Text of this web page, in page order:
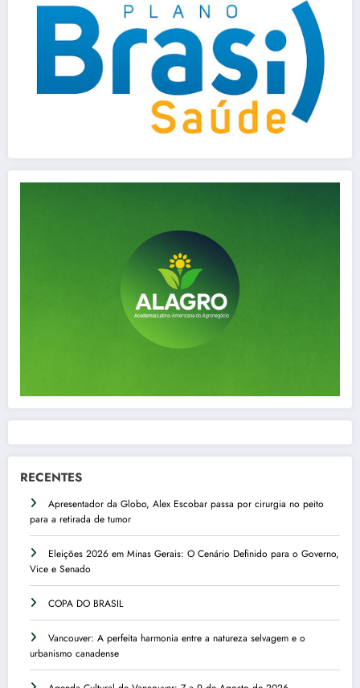
RECENTES
Apresentador da Globo, Alex Escobar passa por cirurgia no peito
para a retirada de tumor
Eleições 2026 em Minas Gerais: O Cenário Definido para o Governo,
Vice e Senado
COPA DO BRASIL
Vancouver: A perfeita harmonia entre a natureza selvagem e o
urbanismo canadense